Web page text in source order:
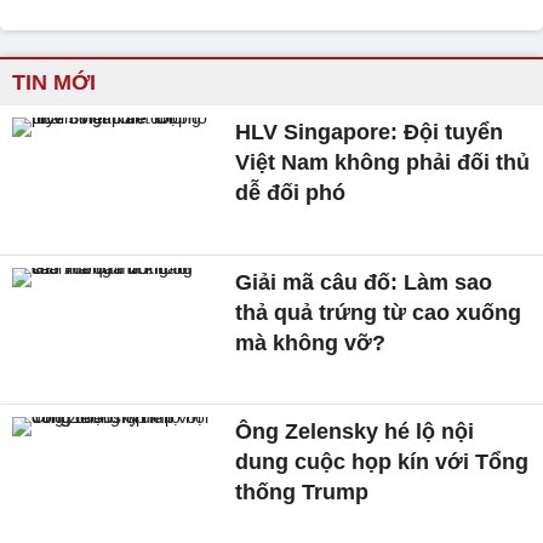
TIN MỚI
HLV Singapore: Đội tuyển
Việt Nam không phải đối thủ
dễ đối phó
Giải mã câu đố: Làm sao
thả quả trứng từ cao xuống
mà không vỡ?
Ông Zelensky hé lộ nội
dung cuộc họp kín với Tổng
thống Trump